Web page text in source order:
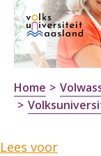
Home
Lees voor